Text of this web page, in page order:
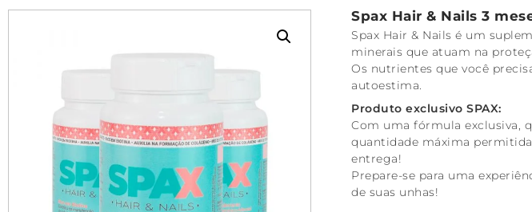
Spax Hair & Nails 3
Spax Hair & Nails é um
minerais que atuam na
Os nutrientes que você
autoestima.
Produto exclusivo SPAX:
Com uma fórmula exclusiva,
quantidade máxima permitida
entrega!
Prepare-se para uma
de suas unhas!